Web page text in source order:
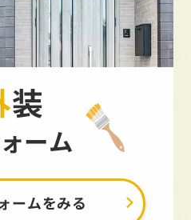
外装
ーム
ームをみる